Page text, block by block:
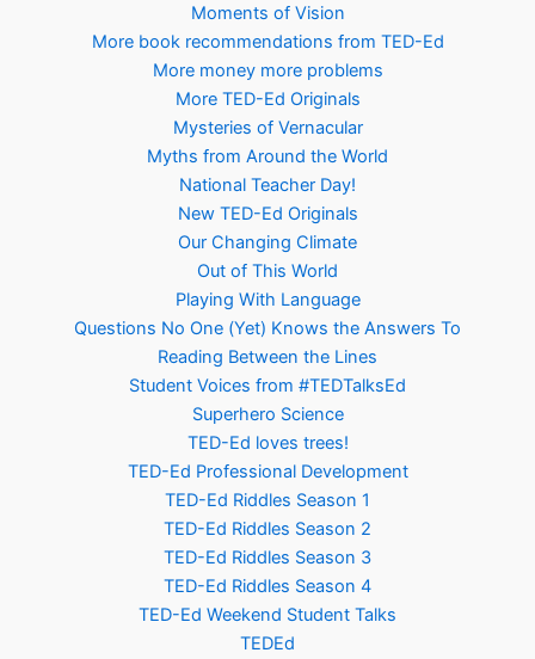
Moments of Vision
More book recommendations from TED-Ed
More money more problems
More TED-Ed Originals
Mysteries of Vernacular
Myths from Around the World
National Teacher Day!
New TED-Ed Originals
Our Changing Climate
Out of This World
Playing With Language
Questions No One (Yet) Knows the Answers To
Reading Between the Lines
Student Voices from #TEDTalksEd
Superhero Science
TED-Ed loves trees!
TED-Ed Professional Development
TED-Ed Riddles Season 1
TED-Ed Riddles Season 2
TED-Ed Riddles Season 3
TED-Ed Riddles Season 4
TED-Ed Weekend Student Talks
TEDEd